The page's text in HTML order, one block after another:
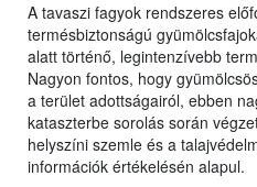
A tavaszi fagyok rendszeres
termésbiztonságú
alatt történő, legintenzívebb
Nagyon fontos, hogy
a terület adottságairól, ebben
kataszterbe sorolás során
helyszíni szemle és a
információk értékelésén alapul.